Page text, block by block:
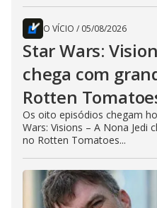
O VÍCIO / 05/08/2026
Star Wars:
chega com
Rotten
Os oito episódios chegam
Wars: Visions – A Nona Jedi
no Rotten Tomatoes...